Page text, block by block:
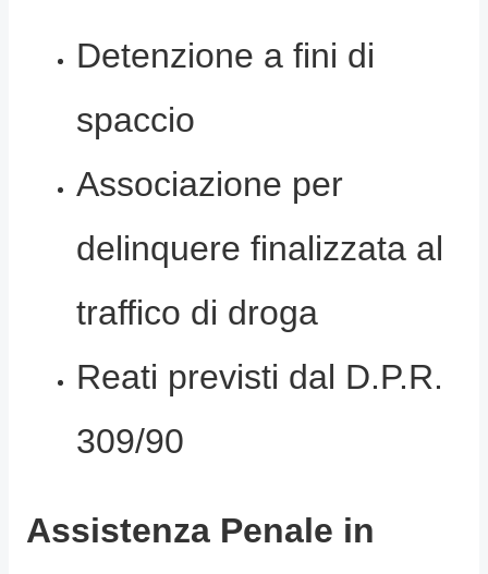
Detenzione a fini di
spaccio
Associazione per
delinquere finalizzata al
traffico di droga
Reati previsti dal D.P.R.
309/90
Assistenza Penale in